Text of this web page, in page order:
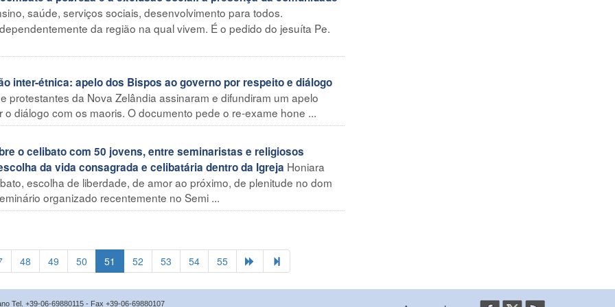
saúde, serviços sociais, desenvolvimento para todos.
da região na qual vivem. É o pedido do jesuíta Pe.
inter-étnica: apelo dos Bispos ao governo por respeito e diálogo
protestantes da Nova Zelândia assinaram e difundiram um apelo
diálogo com os maoris. O documento pede o re-exame hone ...
o celibato com 50 jovens, entre seminaristas e religiosos
da vida consagrada e celibatária dentro da Igreja Honiara
escolha de liberdade, de amor ao próximo, de plenitude no dom
organizado recentemente no Semi ...
48 49 50 51 52 53 54 55
Tel. +39-06-69880115 - Fax +39-06-69880107